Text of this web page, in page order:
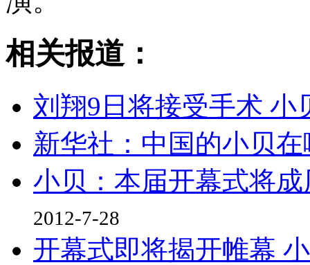
相关报道：
刘翔9日将接受手术 小
新华社：中国的小贝
小贝：本届开幕式将
2012-7-28
开幕式即将揭开帷幕